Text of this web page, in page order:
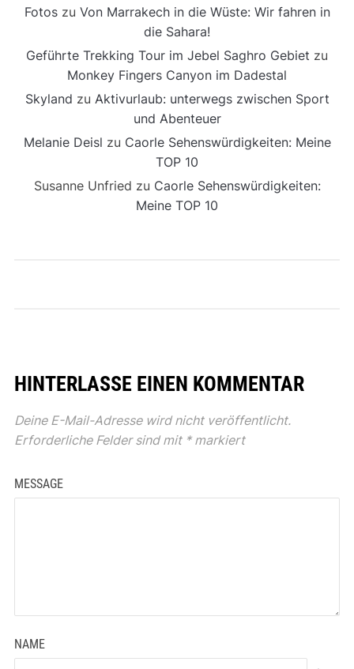
Fotoszu Von Marrakech in die Wüste: Wir fahren in
die Sahara!
Geführte Trekking Tour im Jebel Saghro Gebiet zu
Monkey Fingers Canyon im Dadestal
Skyland zu Aktivurlaub: unterwegs zwischen Sport
und Abenteuer
Melanie Deisl zu Caorle Sehenswürdigkeiten: Meine
TOP 10
Susanne Unfried zu Caorle Sehenswürdigkeiten:
Meine TOP 10
HINTERLASSE EINEN KOMMENTAR
Deine E-Mail-Adresse wird nicht veröffentlicht.
Erforderliche Felder sind mit *markiert
MESSAGE
NAME